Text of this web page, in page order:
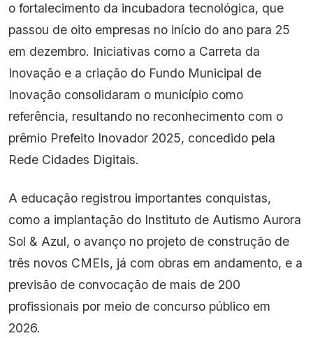
o fortalecimento da incubadora tecnológica, que
passou de oito empresas no início do ano para 25
em dezembro. Iniciativas como a Carreta da
Inovação e a criação do Fundo Municipal de
Inovação consolidaram o município como
referência, resultando no reconhecimento com o
prêmio Prefeito Inovador 2025, concedido pela
Rede Cidades Digitais.
A educação registrou importantes conquistas,
como a implantação do Instituto de Autismo Aurora
Sol & Azul, o avanço no projeto de construção de
três novos CMEIs, já com obras em andamento, e a
previsão de convocação de mais de 200
profissionais por meio de concurso público em
2026.